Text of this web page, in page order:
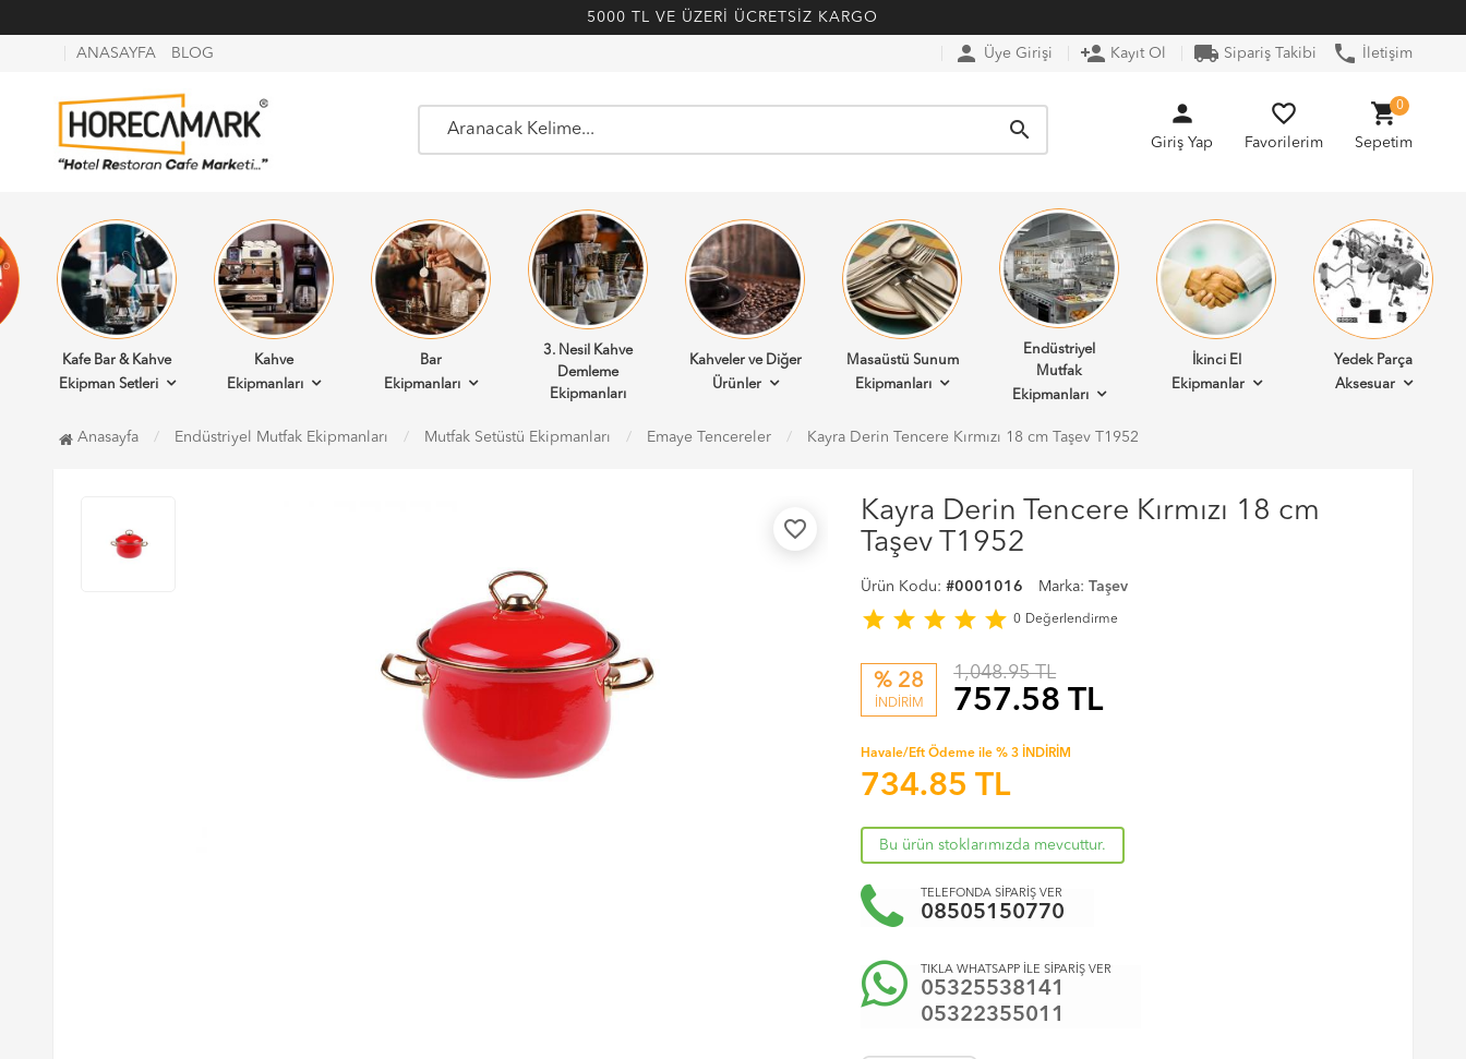
5000 TL VE ÜZERİ ÜCRETSİZ KARGO
ANASAYFA BLOG person Üye Girişi person_add Kayıt Ol local_shipping Sipariş Takibi phone İletişim
search
person
Giriş Yap
favorite_border
Favorilerim
shopping_cart
Sepetim
0
Kafe Bar & Kahve
Ekipman Setleri
Kahve
Ekipmanları
Bar
Ekipmanları
3. Nesil Kahve
Demleme
Ekipmanları
Kahveler ve Diğer
Ürünler
Masaüstü Sunum
Ekipmanları
Endüstriyel
Mutfak
Ekipmanları
İkinci El
Ekipmanlar
Yedek Parça
Aksesuar
Anasayfa Endüstriyel Mutfak Ekipmanları Mutfak Setüstü Ekipmanları Emaye Tencereler Kayra Derin Tencere Kırmızı 18 cm Taşev T1952
favorite_border
Kayra Derin Tencere Kırmızı 18 cm
Taşev T1952
Ürün Kodu:#0001016 Marka:Taşev
star star star star star 0 Değerlendirme
% 28
İNDİRİM
1,048.95 TL
757.58 TL
Havale/Eft Ödeme ile % 3 İNDİRİM
734.85 TL
Bu ürün stoklarımızda mevcuttur.
TELEFONDA SİPARİŞ VER
08505150770
TIKLA WHATSAPP İLE SİPARİŞ VER
05325538141
05322355011